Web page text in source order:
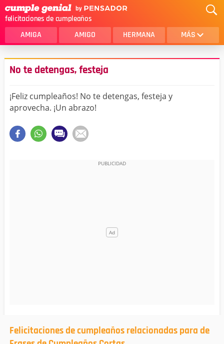
felicitaciones de cumpleaños
AMIGA AMIGO HERMANA MÁS
MAMA
AMOR
SOBRINA
HIJA
NOVIA
No te detengas, festeja
¡Feliz cumpleaños! No te detengas, festeja y
aprovecha. ¡Un abrazo!
Felicitaciones de cumpleaños relacionadas para de